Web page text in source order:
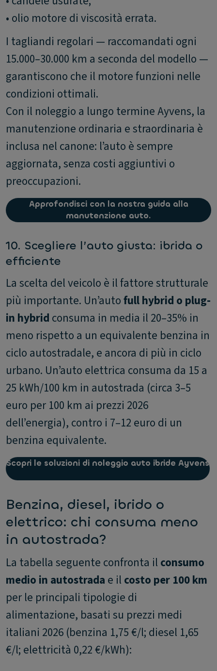
• olio motore di viscosità errata.
I tagliandi regolari — raccomandati ogni
15.000–30.000 km a seconda del modello —
garantiscono che il motore funzioni nelle
condizioni ottimali.
Con il noleggio a lungo termine Ayvens, la
manutenzione ordinaria e straordinaria è
inclusa nel canone: l’auto è sempre
aggiornata, senza costi aggiuntivi o
preoccupazioni.
Approfondisci con la nostra guida alla
manutenzione auto.
10. Scegliere l’auto giusta: ibrida o
efficiente
La scelta del veicolo è il fattore strutturale
più importante. Un’autofull hybrid o plug-
in hybrid consuma in media il 20–35% in
meno rispetto a un equivalente benzina in
ciclo autostradale, e ancora di più in ciclo
urbano. Un’auto elettrica consuma da 15 a
25 kWh/100 km in autostrada (circa 3–5
euro per 100 km ai prezzi 2026
dell’energia), contro i 7–12 euro di un
benzina equivalente.
Scopri le soluzioni di noleggio auto ibride Ayvens
Benzina, diesel, ibrido o
elettrico: chi consuma meno
in autostrada?
La tabella seguente confronta il consumo
medio in autostrada e il costo per 100 km
per le principali tipologie di
alimentazione, basati su prezzi medi
italiani 2026 (benzina 1,75 €/l; diesel 1,65
€/l; elettricità 0,22 €/kWh):